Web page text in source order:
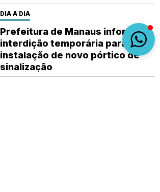
DIA A DIA
Prefeitura de Manaus informa
interdição temporária para
instalação de novo pórtico de
sinalização